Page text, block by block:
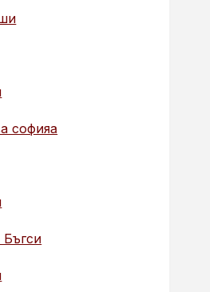
софияа
Бъгси